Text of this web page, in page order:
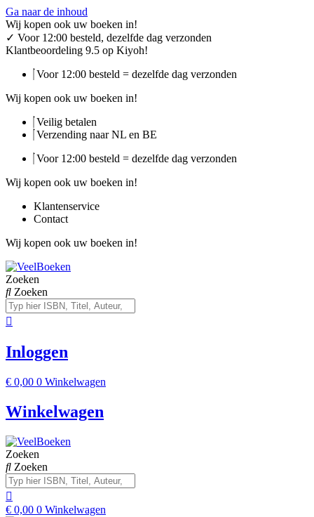
Ga naar de inhoud
Wij kopen ook uw boeken in!
✓ Voor 12:00 besteld, dezelfde dag verzonden
Klantbeoordeling 9.5 op Kiyoh!
Voor 12:00 besteld = dezelfde dag verzonden
Wij kopen ook uw boeken in!
Veilig betalen
Verzending naar NL en BE
Voor 12:00 besteld = dezelfde dag verzonden
Wij kopen ook uw boeken in!
Klantenservice
Contact
Wij kopen ook uw boeken in!
Zoeken
Zoeken
Inloggen
€ 0,00 0 Winkelwagen
Winkelwagen
Zoeken
Zoeken
€ 0,00 0 Winkelwagen